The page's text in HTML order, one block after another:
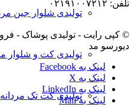
تولیدی شلوار جین
تولیدی کت و شلوار
تولیدی کت تک مردانه
تلفن: ۰۲۱۹۱۰۰۷۲۱۲
© کپی رایت - تولیدی پوشاک -
دیورسو مد
لینک به Facebook
لینک به X
لینک به LinkedIn
لینک به Mail